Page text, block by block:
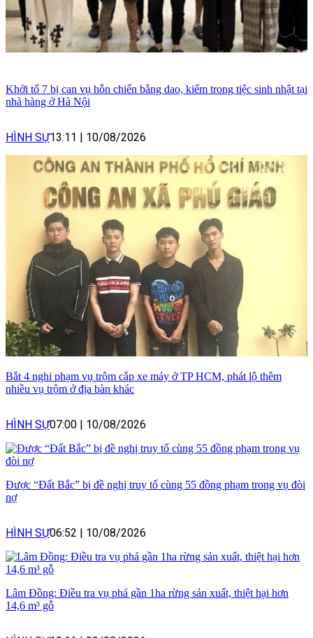
Khởi tố 7 bị can vụ hỗn chiến bằng dao, kiếm trong tiệc sinh nhật tại
nhà hàng ở Hà Nội
HÌNH SỰ13:11 | 10/08/2026
Bắt 4 nghi phạm vụ trộm cắp xe máy ở TP HCM, phát lộ thêm
nhiều vụ trộm ở địa bàn khác
HÌNH SỰ07:00 | 10/08/2026
Được “Đất Bắc” bị đề nghị truy tố cùng 55 đồng phạm trong vụ đòi
nợ
HÌNH SỰ06:52 | 10/08/2026
Lâm Đồng: Điều tra vụ phá gần 1ha rừng sản xuất, thiệt hại hơn
14,6 m³ gỗ